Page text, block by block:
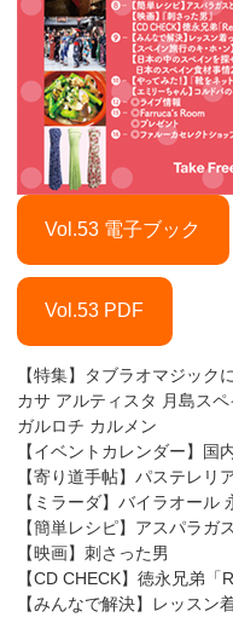
Vol.53 電子ブック
Vol.53 PDF
【特集】タブラオマジック
カサ アルティスタ 月島ス
ガルロチ カルメン
【イベントカレンダー】国
【寄り道手帖】パステレリ
【ミラーダ】バイラオール
【簡単レシピ】アスパラガ
【映画】刺さった男
【CD CHECK】徳永兄弟「
【みんなで解決】レッスン